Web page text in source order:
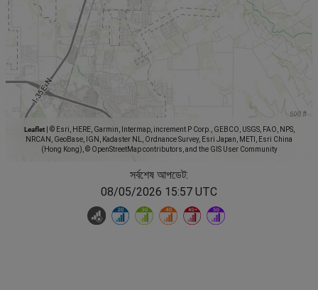
Leaflet
© Esri, HERE, Garmin, Intermap, increment P Corp., GEBCO, USGS, FAO, NPS,
NRCAN, GeoBase, IGN, Kadaster NL, Ordnance Survey, Esri Japan, METI, Esri China
(Hong Kong), © OpenStreetMap contributors, and the GIS User Community
সর্বশেষ আপডেট:
08/05/2026 15:57 UTC